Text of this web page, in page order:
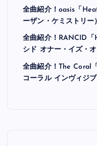
全曲紹介！oasis「
ーザン・ケミストリー
全曲紹介！RANCID
シド オナー・イズ・
全曲紹介！The Coral
コーラル インヴィジ